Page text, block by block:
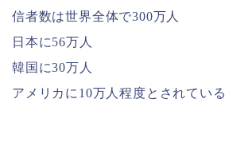
信者数は世界全体で300万人
日本に56万人
韓国に30万人
アメリカに10万人程度とされている